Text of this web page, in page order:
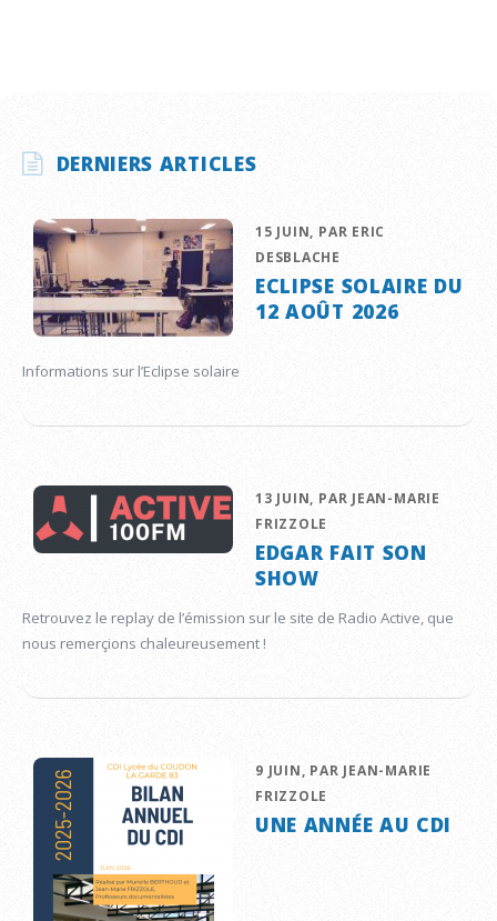
DERNIERS ARTICLES
15 JUIN, PAR ERIC
DESBLACHE
ECLIPSE SOLAIRE DU
12 AOÛT 2026
Informations sur l’Eclipse solaire
13 JUIN, PAR JEAN-MARIE
FRIZZOLE
EDGAR FAIT SON
SHOW
Retrouvez le replay de l’émission sur le site de Radio Active, que
nous remerçions chaleureusement !
9 JUIN, PAR JEAN-MARIE
FRIZZOLE
UNE ANNÉE AU CDI